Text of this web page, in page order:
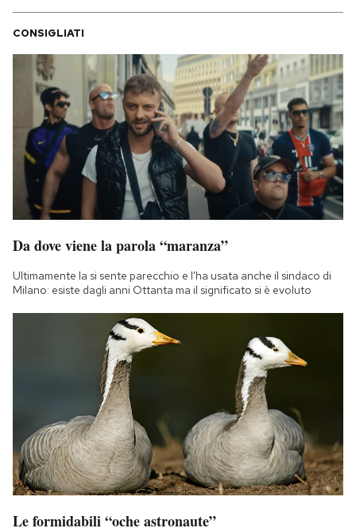
CONSIGLIATI
Da dove viene la parola “maranza”
Ultimamente la si sente parecchio e l'ha usata anche il sindaco di
Milano: esiste dagli anni Ottanta ma il significato si è evoluto
Le formidabili “oche astronaute”